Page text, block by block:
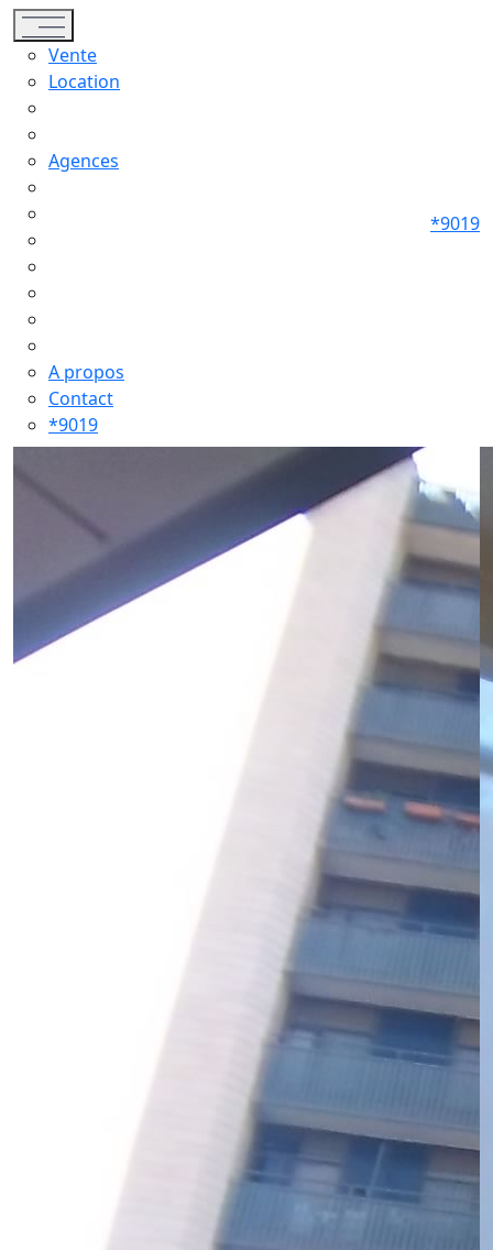
Toggle navigation
Vente
Location
Agences
A propos
Contact
*9019
*9019